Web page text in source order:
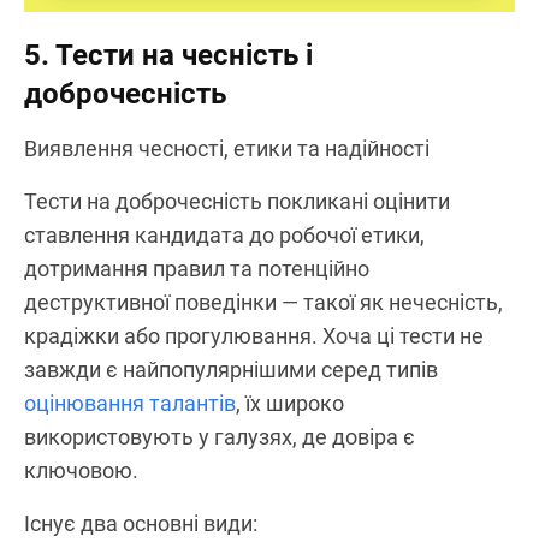
5. Тести на чесність і
доброчесність
Виявлення чесності, етики та надійності
Тести на доброчесність покликані оцінити
ставлення кандидата до робочої етики,
дотримання правил та потенційно
деструктивної поведінки — такої як нечесність,
крадіжки або прогулювання. Хоча ці тести не
завжди є найпопулярнішими серед типів
оцінювання талантів, їх широко
використовують у галузях, де довіра є
ключовою.
Існує два основні види: